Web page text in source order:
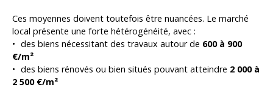
Ces moyennes doivent toutefois être nuancées. Le marché
local présente une forte hétérogénéité, avec :
des biens nécessitant des travaux autour de 600 à 900
€/m²
des biens rénovés ou bien situés pouvant atteindre 2 000 à
2 500 €/m²